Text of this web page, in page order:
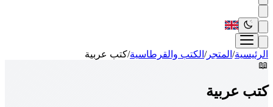
الرئيسية/ المتجر/ الكتب والقرطاسية/كتب عربية
📖
كتب عربية